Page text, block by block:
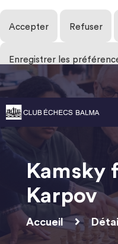
Accepter Refuser
Enregistrer les
Gestion des cookies
Kamsky
Karpov
Accueil Détail